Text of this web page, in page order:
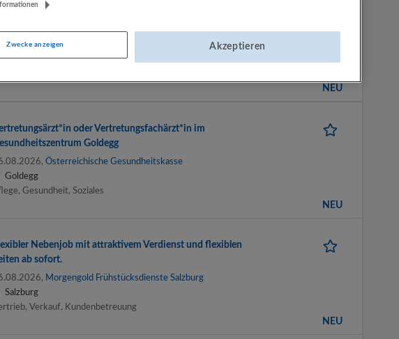
Österreichische Gesundheitskasse
Mittersill
NEU
oder Vertretungsfachärzt*in im
Goldegg
Österreichische Gesundheitskasse
Goldegg
Gesundheit, Soziales
NEU
Nebenjob mit attraktivem Verdienst und flexiblen
ab sofort.
Morgengold Frühstücksdienste Salzburg
Salzburg
Verkauf, Kundenbetreuung
NEU
Zwecke anzeigen Akzeptieren